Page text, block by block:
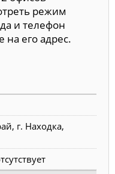
режим
и телефон
на его адрес.
г. Находка,